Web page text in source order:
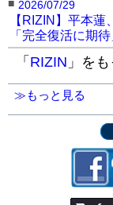
■ 2026/07/29
【RIZIN】平本
「完全復活に期
「 RIZIN 」を
≫もっと見る